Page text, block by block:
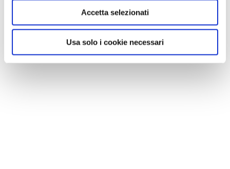
Accetta selezionati
Usa solo i cookie necessari